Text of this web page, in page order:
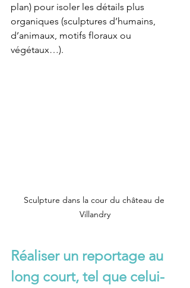
plan) pour isoler les détails plus
organiques (sculptures d’humains,
d’animaux, motifs floraux ou
végétaux…).
Sculpture dans la cour du château de
Villandry
Réaliser un reportage au
long court, tel que celui-